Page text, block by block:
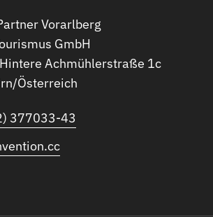
Vorarlberg
GmbH
Hintere Achmühlerstraße 1c
Österreich
377033-43